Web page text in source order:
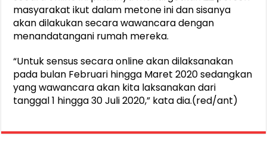
masyarakat ikut dalam metone ini dan sisanya
akan dilakukan secara wawancara dengan
menandatangani rumah mereka.
“Untuk sensus secara online akan dilaksanakan
pada bulan Februari hingga Maret 2020 sedangkan
yang wawancara akan kita laksanakan dari
tanggal 1 hingga 30 Juli 2020,” kata dia.(red/ant)